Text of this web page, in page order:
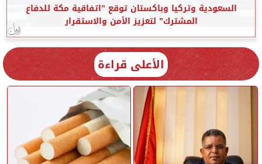
السعودية وتركيا وباكستان توقع ”اتفاقية مكة للدفاع
المشترك” لتعزيز الأمن والاستقرار
الأعلى قراءة